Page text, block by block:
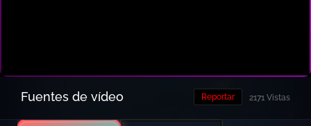
Fuentes de vídeo 2171 Vistas
Reportar